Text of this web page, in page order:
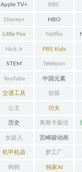
Prime
Apple TV+ BBC
Disney+ HBO
Little Fox Netflix
Nick Jr PBS Kids
STEM Teletoon
YouTube 中国元素
交通工具 侦探
公主 功夫
历史 奥斯卡最佳
动画
女超人 宫崎骏动画
机甲机器 梦工厂
狗狗 独家AI